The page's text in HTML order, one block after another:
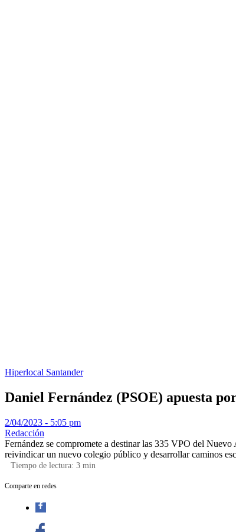
Hiperlocal Santander
Daniel Fernández (PSOE) apuesta
2/04/2023 - 5:05 pm
Redacción
Fernández se compromete a destinar las 335 VPO del
reivindicar un nuevo colegio público y desarrollar caminos
Tiempo de lectura: 3 min
Comparte en redes